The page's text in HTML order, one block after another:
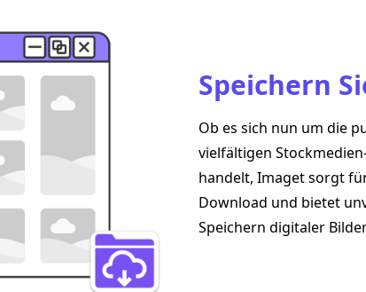
Speichern
Ob es sich nun um die
vielfältigen
handelt, Imaget sorgt
Download und bietet
Speichern digitaler